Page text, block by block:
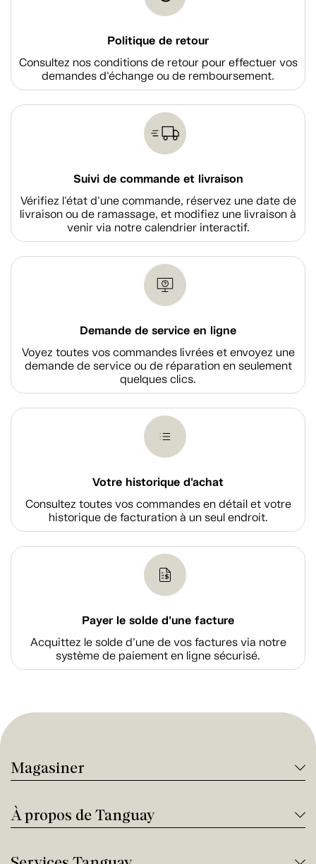
Politique de retour
Consultez nos conditions de retour pour effectuer vos
demandes d'échange ou de remboursement.
Suivi de commande et livraison
Vérifiez l'état d'une commande, réservez une date de
livraison ou de ramassage, et modifiez une livraison à
venir via notre calendrier interactif.
Demande de service en ligne
Voyez toutes vos commandes livrées et envoyez une
demande de service ou de réparation en seulement
quelques clics.
Votre historique d'achat
Consultez toutes vos commandes en détail et votre
historique de facturation à un seul endroit.
Payer le solde d'une facture
Acquittez le solde d’une de vos factures via notre
système de paiement en ligne sécurisé.
Magasiner
À propos de Tanguay